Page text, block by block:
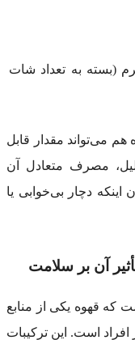
۸۰ میلی‌گرم (بسته به تعداد شات
می‌تواند مقدار قابل
مصرف متعادل آن
اینکه دچار بی‌خوابی یا
آن بر سلامت
که قهوه یکی از منابع
است. این ترکیبات